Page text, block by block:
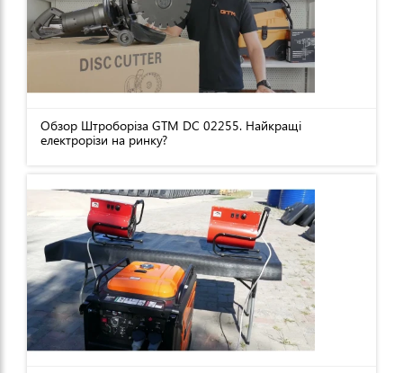
Обзор Штроборіза GTM DC 02255. Найкращі
електрорізи на ринку?